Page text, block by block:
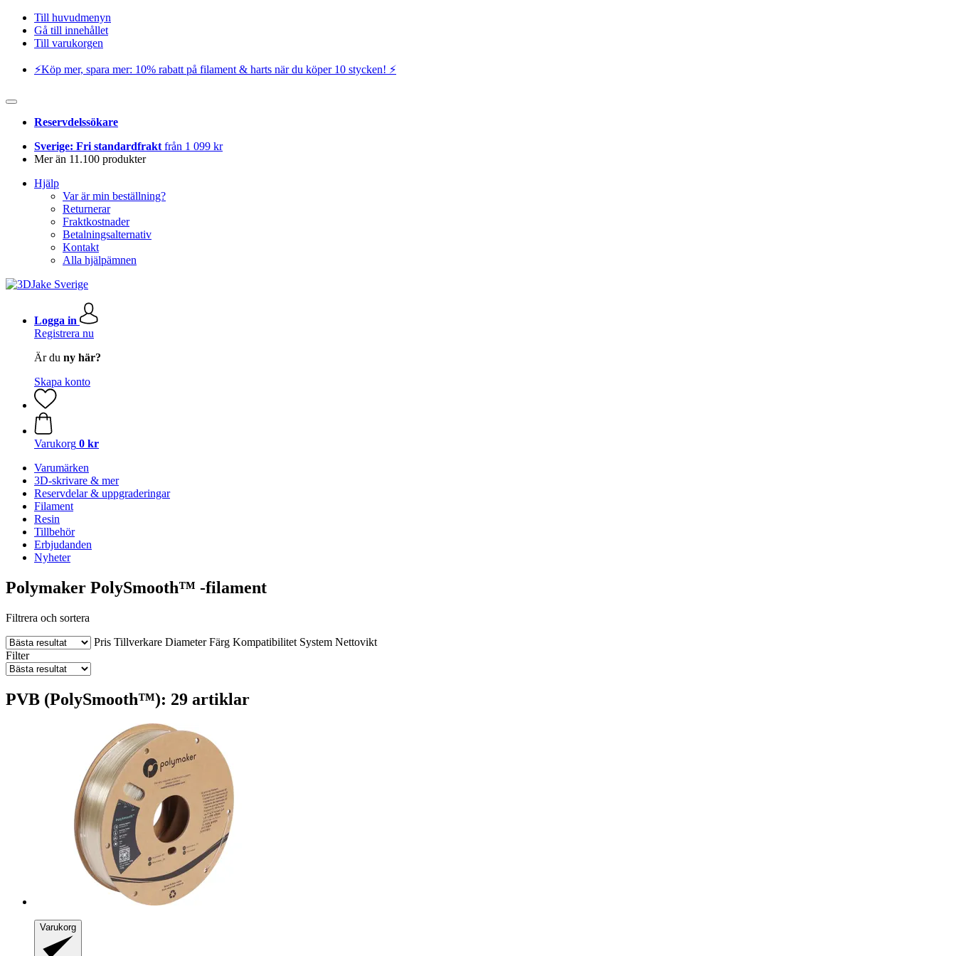
Till huvudmenyn
Gå till innehållet
Till varukorgen
⚡️Köp mer, spara mer: 10% rabatt på filament & harts när du köper 10 stycken! ⚡️
Reservdelssökare
Sverige: Fri standardfrakt från 1 099 kr
Mer än 11.100 produkter
Hjälp
Var är min beställning?
Returnerar
Fraktkostnader
Betalningsalternativ
Kontakt
Alla hjälpämnen
Logga in
Registrera nu
Är du ny här?
Skapa konto
Varukorg 0 kr
Varumärken
3D-skrivare & mer
Reservdelar & uppgraderingar
Filament
Resin
Tillbehör
Erbjudanden
Nyheter
Polymaker PolySmooth™ -filament
Filtrera och sortera
Pris Tillverkare Diameter Färg Kompatibilitet System Nettovikt
Filter
PVB (PolySmooth™): 29 artiklar
Varukorg